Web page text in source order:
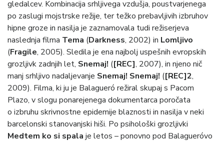
gledalcev. Kombinacija srhljivega vzdušja, poustvarjenega
po zaslugi mojstrske režije, ter težko prebavljivih izbruhov
hipne groze in nasilja je zaznamovala tudi režiserjeva
naslednja filma Tema (Darkness, 2002) in Lomljivo
(Fragile, 2005). Sledila je ena najbolj uspešnih evropskih
grozljivk zadnjih let, Snemaj! ([REC], 2007), in njeno nič
manj srhljivo nadaljevanje Snemaj! Snemaj! ([REC]2,
2009). Filma, ki ju je Balagueró režiral skupaj s Pacom
Plazo, v slogu ponarejenega dokumentarca poročata
o izbruhu skrivnostne epidemije blaznosti in nasilja v neki
barcelonski stanovanjski hiši. Po psihološki grozljivki
Medtem ko si spala je letos – ponovno pod Balagueróvo